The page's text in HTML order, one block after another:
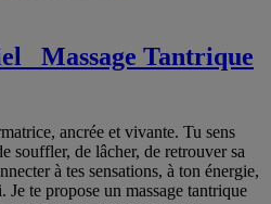
Massage Tantrique
ancrée et vivante. Tu sens
souffler, de lâcher, de retrouver sa
à tes sensations, à ton énergie,
Je te propose un massage tantrique